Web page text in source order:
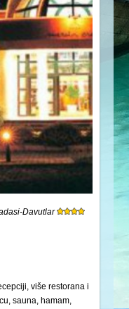
Davutlar
više restorana i
sauna, hamam,